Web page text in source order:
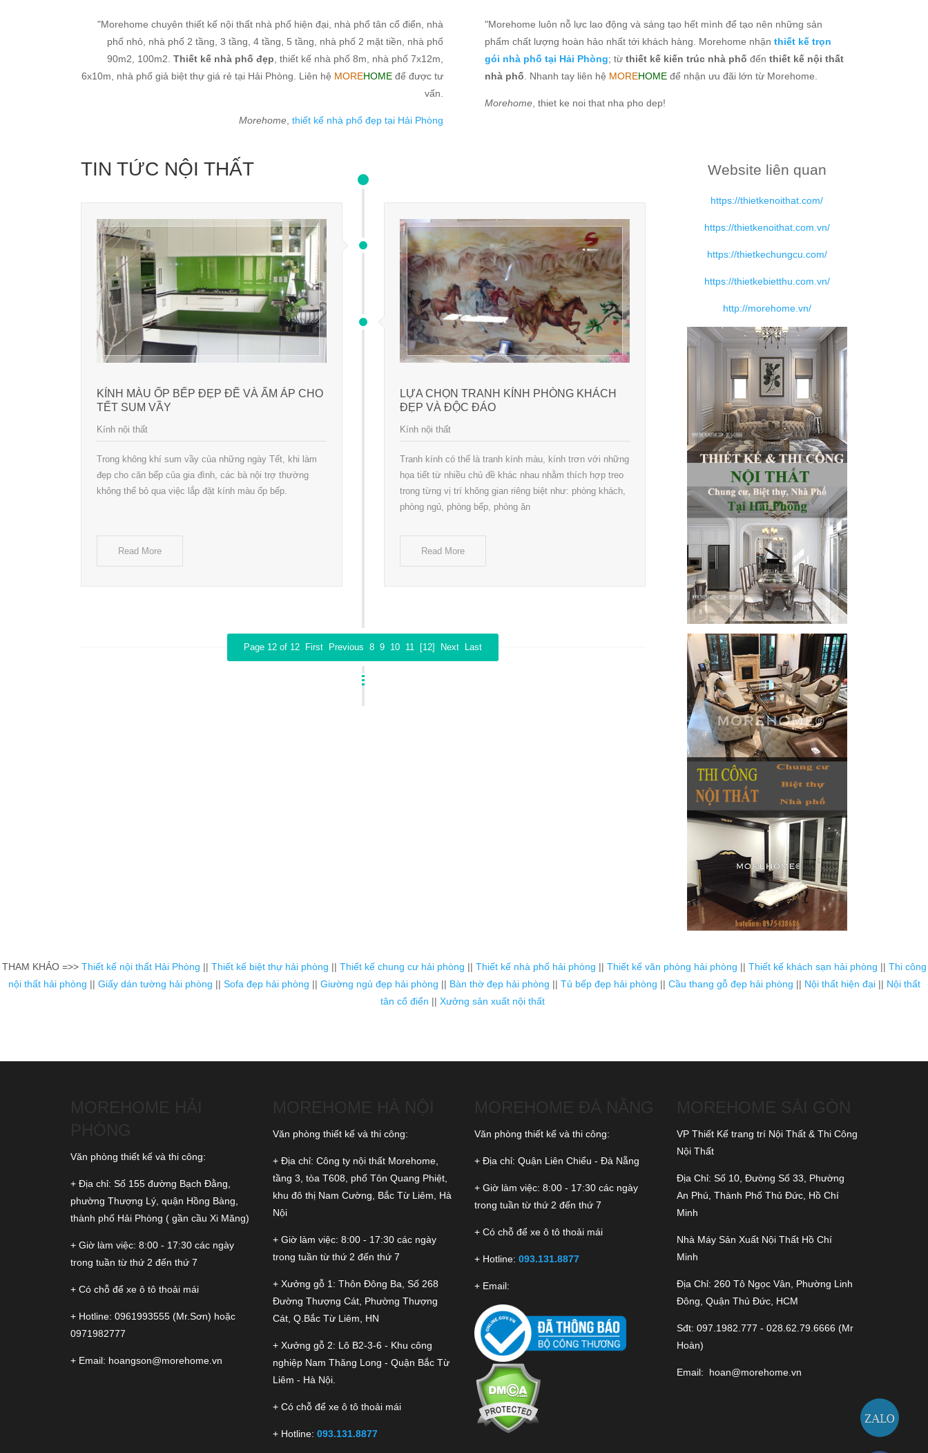
"Morehome chuyên thiết kế nội thất nhà phố hiện đại, nhà phố tân cổ điển, nhà
phố nhỏ, nhà phố 2 tầng, 3 tầng, 4 tầng, 5 tầng, nhà phố 2 mặt tiền, nhà phố
90m2, 100m2. Thiết kế nhà phố đẹp , thiết kế nhà phố 8m, nhà phố 7x12m,
6x10m, nhà phố giả biệt thự giá rẻ tại Hải Phòng. Liên hệ MOREHOME để được tư
vấn.
Morehome thiết kế nhà phố đẹp tại Hải Phòng
"Morehome luôn nỗ lực lao động và sáng tạo hết mình để tạo nên những sản
phẩm chất lượng hoàn hảo nhất tới khách hàng. Morehome nhận thiết kế trọn
gói nhà phố tại Hải Phòng; từ thiết kế kiến trúc nhà phố đến thiết kế nội thất
nhà phố . Nhanh tay liên hệ MOREHOME để nhận ưu đãi lớn từ Morehome.
Morehome , thiet ke noi that nha pho dep!
TIN TỨC NỘI THẤT
KÍNH MÀU ỐP BẾP ĐẸP ĐẼ VÀ ẤM ÁP CHO
TẾT SUM VẦY
Kính nội thất
Trong không khí sum vầy của những ngày Tết, khi làm
đẹp cho căn bếp của gia đình, các bà nội trợ thường
không thể bỏ qua việc lắp đặt kính màu ốp bếp.
Read More
LỰA CHỌN TRANH KÍNH PHÒNG KHÁCH
ĐẸP VÀ ĐỘC ĐÁO
Kính nội thất
Tranh kính có thể là tranh kính màu, kính trơn với những
họa tiết từ nhiều chủ đề khác nhau nhằm thích hợp treo
trong từng vị trí không gian riêng biệt như: phòng khách,
phòng ngủ, phòng bếp, phòng ăn
Read More
Page 12 of 12 First Previous 8 9 10 11 [12] Next Last
Website liên quan
https://thietkenoithat.com/
https://thietkenoithat.com.vn/
https://thietkechungcu.com/
https://thietkebietthu.com.vn/
http://morehome.vn/
THAM KHẢO =>> Thiết kế nội thất Hải Phòng || Thiết kế biệt thự hải phòng || Thiết kế chung cư hải phòng || Thiết kế nhà phố hải phòng || Thiết kế văn phòng hải phòng || Thiết kế khách sạn hải phòng || Thi công
nội thất hải phòng || Giấy dán tường hải phòng || Sofa đẹp hải phòng || Giường ngủ đẹp hải phòng || Bàn thờ đẹp hải phòng || Tủ bếp đẹp hải phòng || Cầu thang gỗ đẹp hải phòng || Nội thất hiện đại|| Nội thất
tân cổ điển || Xưởng sản xuất nội thất
Văn phòng thiết kế và thi công:
+ Địa chỉ: Số 155 đường Bạch Đằng,
phường Thượng Lý, quận Hồng Bàng,
thành phố Hải Phòng ( gần cầu Xi Măng)
+ Giờ làm việc: 8:00 - 17:30 các ngày
trong tuần từ thứ 2 đến thứ 7
+ Có chỗ để xe ô tô thoải mái
+ Hotline: 0961993555 (Mr.Sơn) hoặc
0971982777
+ Email: hoangson@morehome.vn
Văn phòng thiết kế và thi công:
+ Địa chỉ: Công ty nội thất Morehome,
tầng 3, tòa T608, phố Tôn Quang Phiệt,
khu đô thị Nam Cường, Bắc Từ Liêm, Hà
Nội
+ Giờ làm việc: 8:00 - 17:30 các ngày
trong tuần từ thứ 2 đến thứ 7
+ Xưởng gỗ 1: Thôn Đông Ba, Số 268
Đường Thượng Cát, Phường Thượng
Cát, Q.Bắc Từ Liêm, HN
+ Xưởng gỗ 2: Lô B2-3-6 - Khu công
nghiệp Nam Thăng Long - Quận Bắc Từ
Liêm - Hà Nội.
+ Có chỗ để xe ô tô thoải mái
+ Hotline: 093.131.8877
Văn phòng thiết kế và thi công:
+ Địa chỉ: Quận Liên Chiểu - Đà Nẵng
+ Giờ làm việc: 8:00 - 17:30 các ngày
trong tuần từ thứ 2 đến thứ 7
+ Có chỗ để xe ô tô thoải mái
+ Hotline: 093.131.8877
+ Email:
VP Thiết Kế trang trí Nội Thất & Thi Công
Nội Thất
Địa Chỉ: Số 10, Đường Số 33, Phường
An Phú, Thành Phố Thủ Đức, Hồ Chí
Minh
Nhà Máy Sản Xuất Nội Thất Hồ Chí
Minh
Địa Chỉ: 260 Tô Ngọc Vân, Phường Linh
Đông, Quận Thủ Đức, HCM
Sđt: 097.1982.777 - 028.62.79.6666 (Mr
Hoàn)
Email: hoan@morehome.vn